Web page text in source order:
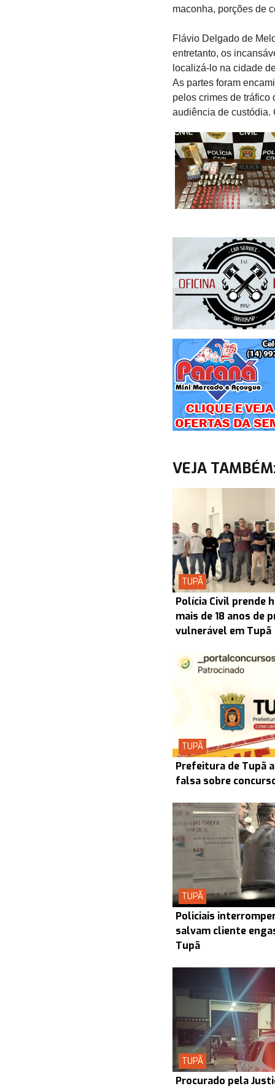
maconha, porções de
Flávio Delgado de
entretanto, os
localizá-lo na cidade
As partes foram
pelos crimes de tráfico
audiência de custódia.
VEJA
TUPÃ
Polícia Civil prende
mais de 18 anos de
vulnerável em Tupã
TUPÃ
Prefeitura de Tupã
falsa sobre
TUPÃ
Policiais
salvam cliente
Tupã
TUPÃ
Procurado pela